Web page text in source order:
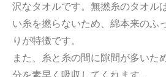
沢なタオルです。無撚糸のタオル
い糸を撚らないため、綿本来のふ
りが特徴です。
また、糸と糸の間に隙間が多いた
分を素早く吸収してくれます。